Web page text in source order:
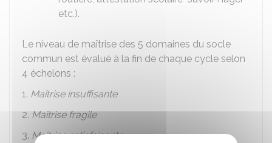
etc.).
Le niveau de maîtrise des 5 domaines du socle
commun est évalué à la fin de chaque cycle selon
4 échelons :
1. Maîtrise insuffisante
2. Maîtrise fragile
3. Maîtrise satisfaisante